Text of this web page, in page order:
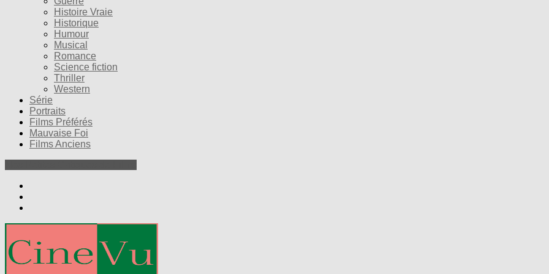
Histoire Vraie
Historique
Humour
Musical
Romance
Science fiction
Thriller
Western
Série
Portraits
Films Préférés
Mauvaise Foi
Films Anciens